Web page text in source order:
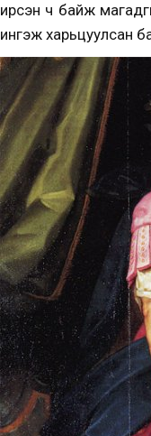
ирсэн ч байж
ингэж харьцуулсан